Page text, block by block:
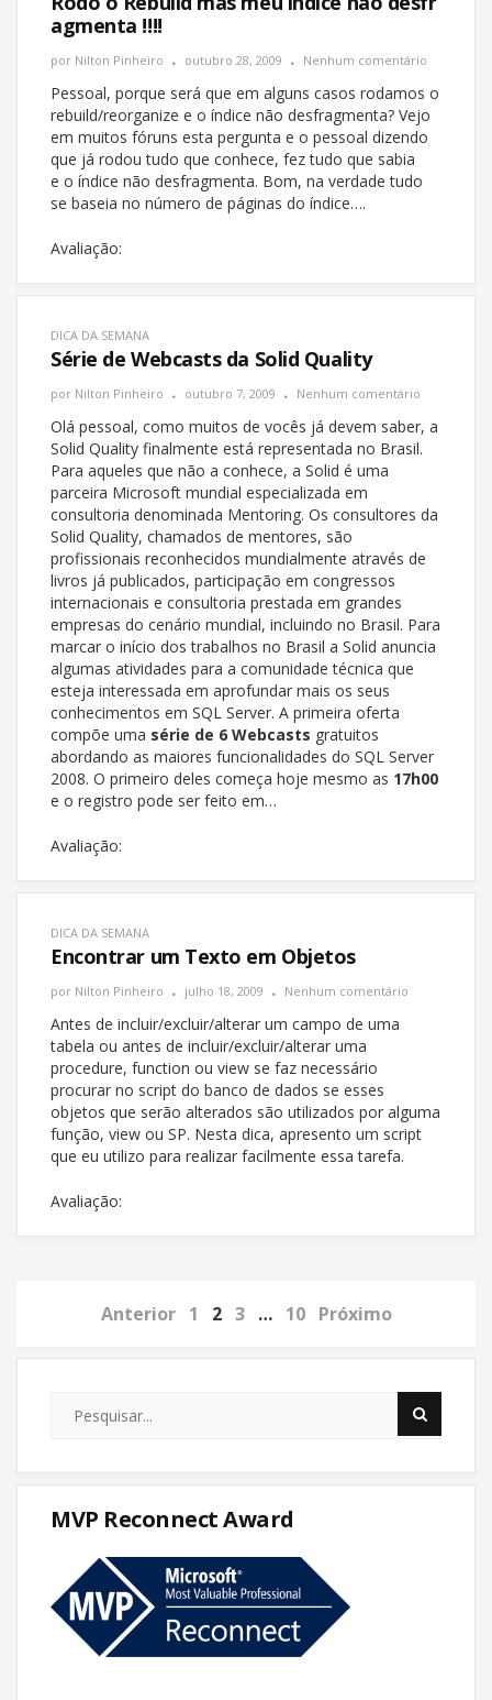
agmenta !!!!
por Nilton Pinheiro outubro 28, 2009 Nenhum comentário
Pessoal, porque será que em alguns casos rodamos o
rebuild/reorganize e o índice não desfragmenta? Vejo
em muitos fóruns esta pergunta e o pessoal dizendo
que já rodou tudo que conhece, fez tudo que sabia
e o índice não desfragmenta. Bom, na verdade tudo
se baseia no número de páginas do índice….
Avaliação:
DICA DA SEMANA
Série de Webcasts da Solid Quality
por Nilton Pinheiro outubro 7, 2009 Nenhum comentário
Olá pessoal, como muitos de vocês já devem saber, a
Solid Quality finalmente está representada no Brasil.
Para aqueles que não a conhece, a Solid é uma
parceira Microsoft mundial especializada em
consultoria denominada Mentoring. Os consultores da
Solid Quality, chamados de mentores, são
profissionais reconhecidos mundialmente através de
livros já publicados, participação em congressos
internacionais e consultoria prestada em grandes
empresas do cenário mundial, incluindo no Brasil. Para
marcar o início dos trabalhos no Brasil a Solid anuncia
algumas atividades para a comunidade técnica que
esteja interessada em aprofundar mais os seus
conhecimentos em SQL Server. A primeira oferta
compõe uma série de 6 Webcasts gratuitos
abordando as maiores funcionalidades do SQL Server
2008. O primeiro deles começa hoje mesmo as 17h00
e o registro pode ser feito em…
Avaliação:
DICA DA SEMANA
Encontrar um Texto em Objetos
por Nilton Pinheiro julho 18, 2009 Nenhum comentário
Antes de incluir/excluir/alterar um campo de uma
tabela ou antes de incluir/excluir/alterar uma
procedure, function ou view se faz necessário
procurar no script do banco de dados se esses
objetos que serão alterados são utilizados por alguma
função, view ou SP. Nesta dica, apresento um script
que eu utilizo para realizar facilmente essa tarefa.
Avaliação:
Anterior 1 2 3 … 10 Próximo
MVP Reconnect Award